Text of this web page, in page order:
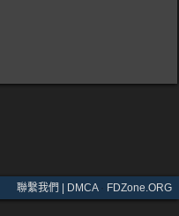
聯繫我們 | DMCA· FDZone.ORG